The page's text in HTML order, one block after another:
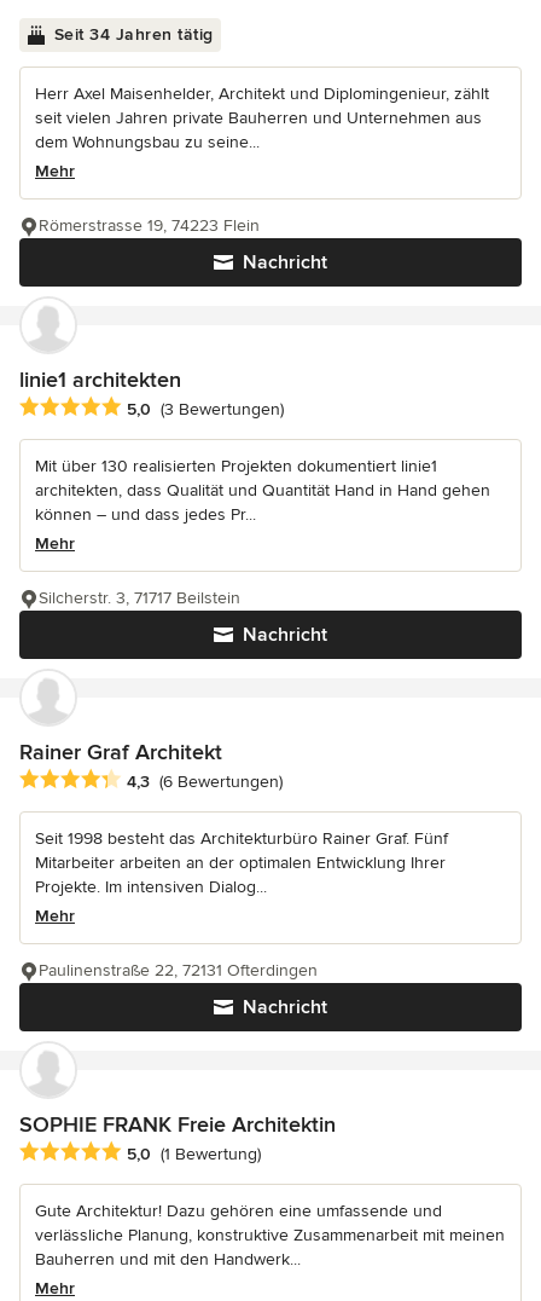
Seit 34 Jahren tätig
Herr Axel Maisenhelder, Architekt und Diplomingenieur, zählt
seit vielen Jahren private Bauherren und Unternehmen aus
dem Wohnungsbau zu seine...
Mehr
Nachricht
Römerstrasse 19, 74223 Flein
linie1 architekten
Durchschnittliche Bewertung: 5 von 5 Sternen
5,0 (3 Bewertungen)
Mit über 130 realisierten Projekten dokumentiert linie1
architekten, dass Qualität und Quantität Hand in Hand gehen
können – und dass jedes Pr...
Mehr
Nachricht
Silcherstr. 3, 71717 Beilstein
Rainer Graf Architekt
Durchschnittliche Bewertung: 4.3 von 5 Sternen
4,3 (6 Bewertungen)
Seit 1998 besteht das Architekturbüro Rainer Graf. Fünf
Mitarbeiter arbeiten an der optimalen Entwicklung Ihrer
Projekte. Im intensiven Dialog...
Mehr
Nachricht
Paulinenstraße 22, 72131 Ofterdingen
SOPHIE FRANK Freie Architektin
Durchschnittliche Bewertung: 5 von 5 Sternen
5,0 (1 Bewertung)
Gute Architektur! Dazu gehören eine umfassende und
verlässliche Planung, konstruktive Zusammenarbeit mit meinen
Bauherren und mit den Handwerk...
Mehr